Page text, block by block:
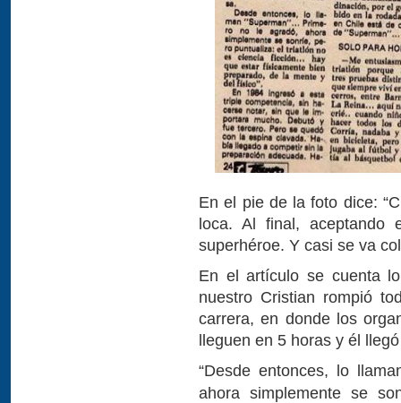
En el pie de la foto dice:
loca. Al final, aceptando
superhéroe. Y casi se va
En el artículo se cuenta
nuestro Cristian rompió
carrera, en donde los
lleguen en 5 horas y él
“Desde entonces, lo
ahora simplemente se